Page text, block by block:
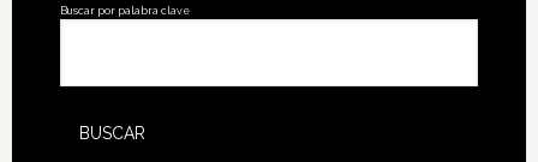
Buscar por palabra clave